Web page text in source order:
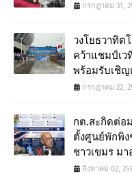
กรกฎาคม 31,
วงโยธวาทิต
คว้าแชมป์เว
พร้อมรับเชิ
กรกฎาคม 22,
กต.สะกิดต่อ
ตั้งศูนย์พักพิง
ชาวเขมร ม
สิงหาคม 02,